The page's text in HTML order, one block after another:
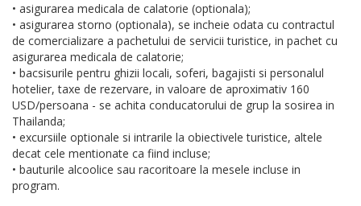
• asigurarea medicala de calatorie (optionala);
• asigurarea storno (optionala), se incheie odata cu contractul
de comercializare a pachetului de servicii turistice, in pachet cu
asigurarea medicala de calatorie;
• bacsisurile pentru ghizii locali, soferi, bagajisti si personalul
hotelier, taxe de rezervare, in valoare de aproximativ 160
USD/persoana - se achita conducatorului de grup la sosirea in
Thailanda;
• excursiile optionale si intrarile la obiectivele turistice, altele
decat cele mentionate ca fiind incluse;
• bauturile alcoolice sau racoritoare la mesele incluse in
program.